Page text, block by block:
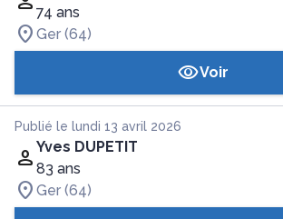
74 ans
Ger (64)
Voir
Publié le lundi 13 avril 2026
Yves DUPETIT
83 ans
Ger (64)